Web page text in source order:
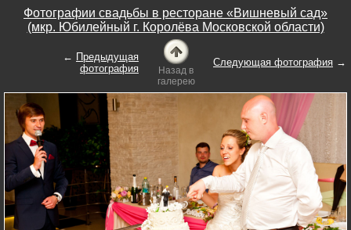
Фотографии свадьбы в ресторане «Вишневый сад»
(мкр. Юбилейный г. Королёва Московской области)
← Предыдущая
фотография
Назад в
галерею
Следующая фотография →